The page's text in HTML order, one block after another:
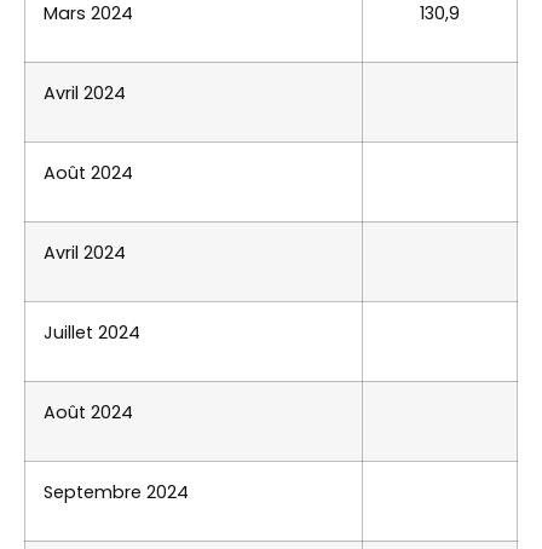
Mars 2024 130,9
Avril 2024
Août 2024
Avril 2024
Juillet 2024
Août 2024
Septembre 2024